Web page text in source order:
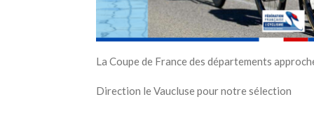
La Coupe de France des départements
Direction le Vaucluse pour notre sélection